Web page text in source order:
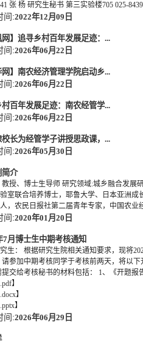
张 杨 研究生秘书 第三实验楼705 025-
间:2022年12月09日
网】追寻乡村百年发展足迹：...
间:2026年06月22日
网】南农经济管理学院启动乡...
间:2026年06月22日
百年发展足迹：南农经管学...
间:2026年06月22日
校长为经管学子讲授思政课，...
间:2026年05月30日
简介
授、博士生导师 研究领域:城乡融合发展
室联合培养博士，耶鲁大学、日本亚洲成
，农民日报社第二届青年专家，中国农业
间:2020年01月20日
7月博士生中期考核通知
生： 根据研究生院相关通知要求，现将
请参加中期考核同学于考核前两天，将以
提交给考核秘书的材料包括： 1、《开题报
.pdf】
.docx】
.pptx】
间:2026年06月29日